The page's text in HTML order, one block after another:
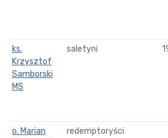
ks.
Krzysztof
Samborski
MS
saletyni
o. Marian
redemptoryści